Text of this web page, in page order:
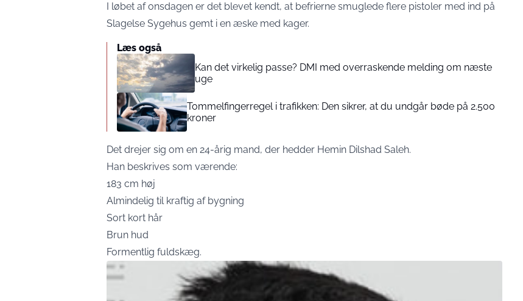
I løbet af onsdagen er det blevet kendt, at befrierne smuglede flere pistoler med ind på
Slagelse Sygehus gemt i en æske med kager.
Læs også
Kan det virkelig passe? DMI med overraskende melding om næste
uge
Tommelfingerregel i trafikken: Den sikrer, at du undgår bøde på 2.500
kroner
Det drejer sig om en 24-årig mand, der hedder Hemin Dilshad Saleh.
Han beskrives som værende:
183 cm høj
Almindelig til kraftig af bygning
Sort kort hår
Brun hud
Formentlig fuldskæg.